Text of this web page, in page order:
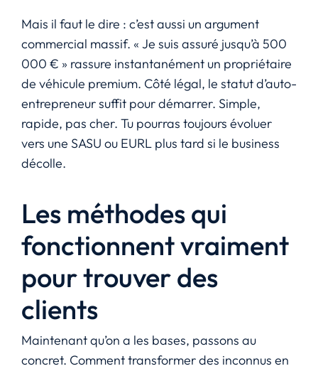
Mais il faut le dire : c’est aussi un argument
commercial massif. « Je suis assuré jusqu’à 500
000 € » rassure instantanément un propriétaire
de véhicule premium. Côté légal, le statut d’auto-
entrepreneur suffit pour démarrer. Simple,
rapide, pas cher. Tu pourras toujours évoluer
vers une SASU ou EURL plus tard si le business
décolle.
Les méthodes qui
fonctionnent vraiment
pour trouver des
clients
Maintenant qu’on a les bases, passons au
concret. Comment transformer des inconnus en